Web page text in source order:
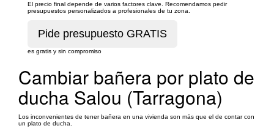
El precio final depende de varios factores clave. Recomendamos pedir
presupuestos personalizados a profesionales de tu zona.
es gratis y sin compromiso
Cambiar bañera por plato de
ducha Salou (Tarragona)
Los inconvenientes de tener bañera en una vivienda son más que el de contar con
un plato de ducha.